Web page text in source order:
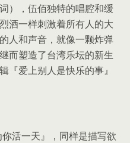
），伍佰独特的唱腔和缓
酒一样刺激着所有人的大
人和声音，就像一颗炸弹
而塑造了台湾乐坛的新生
『爱上别人是快乐的事』
活一天』，同样是描写欲